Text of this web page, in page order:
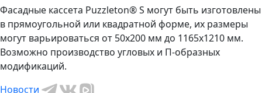
Фасадные кассета Puzzleton® S могут быть изготовлены
в прямоугольной или квадратной форме, их размеры
могут варьироваться от 50х200 мм до 1165х1210 мм.
Возможно производство угловых и П-образных
модификаций.
Новости